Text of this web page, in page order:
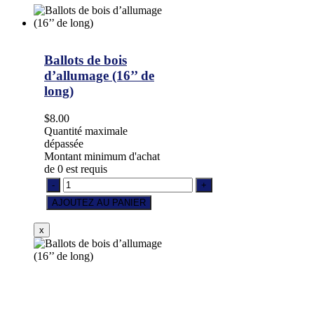
Ballots de bois
d’allumage (16’’ de
long)
$8.00
Quantité maximale
dépassée
Montant minimum d'achat
de 0 est requis